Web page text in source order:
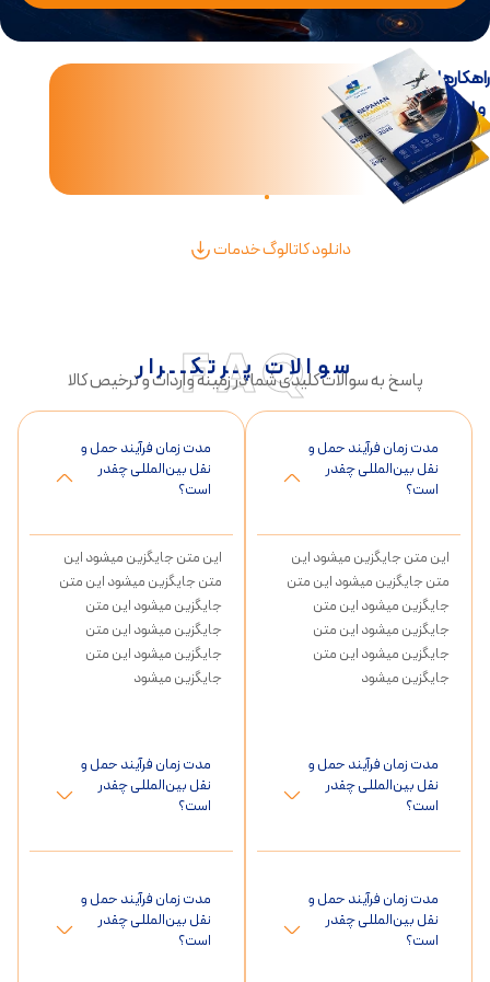
جامع تجارت
و لجستیک بین‌الملل
دانلود کاتالوگ خدمات
FAQ
سوالات پـرتکــرار
پاسخ به سوالات کلیدی شما در زمینه واردات و ترخیص کالا
مدت زمان فرآیند حمل و
نقل بین‌المللی چقدر
است؟
این متن جایگزین میشود این
متن جایگزین میشود این متن
جایگزین میشود این متن
جایگزین میشود این متن
جایگزین میشود این متن
جایگزین میشود
مدت زمان فرآیند حمل و
نقل بین‌المللی چقدر
است؟
مدت زمان فرآیند حمل و
نقل بین‌المللی چقدر
است؟
مدت زمان فرآیند حمل و
نقل بین‌المللی چقدر
است؟
این متن جایگزین میشود این
متن جایگزین میشود این متن
جایگزین میشود این متن
جایگزین میشود این متن
جایگزین میشود این متن
جایگزین میشود
مدت زمان فرآیند حمل و
نقل بین‌المللی چقدر
است؟
مدت زمان فرآیند حمل و
نقل بین‌المللی چقدر
است؟